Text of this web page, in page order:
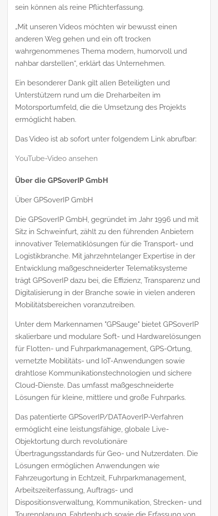
sein können als reine Pflichterfassung.
„Mit unseren Videos möchten wir bewusst einen
anderen Weg gehen und ein oft trocken
wahrgenommenes Thema modern, humorvoll und
nahbar darstellen“, erklärt das Unternehmen.
Ein besonderer Dank gilt allen Beteiligten und
Unterstützern rund um die Dreharbeiten im
Motorsportumfeld, die die Umsetzung des Projekts
ermöglicht haben.
Das Video ist ab sofort unter folgendem Link abrufbar:
YouTube-Video ansehen
Über die GPSoverIP GmbH
Über GPSoverIP GmbH
Die GPSoverIP GmbH, gegründet im Jahr 1996 und mit
Sitz in Schweinfurt, zählt zu den führenden Anbietern
innovativer Telematiklösungen für die Transport- und
Logistikbranche. Mit jahrzehntelanger Expertise in der
Entwicklung maßgeschneiderter Telematiksysteme
trägt GPSoverIP dazu bei, die Effizienz, Transparenz und
Digitalisierung in der Branche sowie in vielen anderen
Mobilitätsbereichen voranzutreiben.
Unter dem Markennamen "GPSauge" bietet GPSoverIP
skalierbare und modulare Soft- und Hardwarelösungen
für Flotten- und Fuhrparkmanagement, GPS-Ortung,
vernetzte Mobilitäts- und IoT-Anwendungen sowie
drahtlose Kommunikationstechnologien und sichere
Cloud-Dienste. Das umfasst maßgeschneiderte
Lösungen für kleine, mittlere und große Fuhrparks.
Das patentierte GPSoverIP/DATAoverIP-Verfahren
ermöglicht eine leistungsfähige, globale Live-
Objektortung durch revolutionäre
Übertragungsstandards für Geo- und Nutzerdaten. Die
Lösungen ermöglichen Anwendungen wie
Fahrzeugortung in Echtzeit, Fuhrparkmanagement,
Arbeitszeiterfassung, Auftrags- und
Dispositionsverwaltung, Kommunikation, Strecken- und